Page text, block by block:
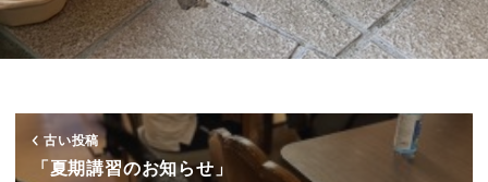
古い投稿
「夏期講習のお知らせ」